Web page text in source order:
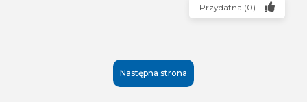
Przydatna (0)
Następna strona